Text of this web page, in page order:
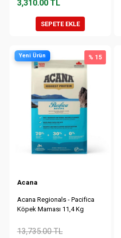
3,310.00TL
SEPETE EKLE
Yeni Ürün
Acana
Acana Regionals - Pacifica
Köpek Maması 11,4 Kg
13,735.00TL
% 15